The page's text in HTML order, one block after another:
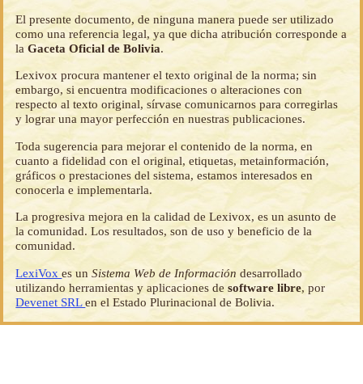
El presente documento, de ninguna manera puede ser utilizado
como una referencia legal, ya que dicha atribución corresponde a
laGaceta Oficial de Bolivia.
Lexivox procura mantener el texto original de la norma; sin
embargo, si encuentra modificaciones o alteraciones con
respecto al texto original, sírvase comunicarnos para corregirlas
y lograr una mayor perfección en nuestras publicaciones.
Toda sugerencia para mejorar el contenido de la norma, en
cuanto a fidelidad con el original, etiquetas, metainformación,
gráficos o prestaciones del sistema, estamos interesados en
conocerla e implementarla.
La progresiva mejora en la calidad de Lexivox, es un asunto de
la comunidad. Los resultados, son de uso y beneficio de la
comunidad.
LexiVoxes unSistema Web de Información desarrollado
utilizando herramientas y aplicaciones desoftware libre, por
Devenet SRLen el Estado Plurinacional de Bolivia.